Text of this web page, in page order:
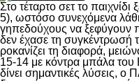
Στο τέταρτο σετ το
5), ωστόσο συνεχόμενα
γηπεδούχους να ξεφύγουν
δεν έχασε τη συγκέντρωσή
ροκανίζει τη διαφορά,
15-14 με κόντρα μπάλα του
δίνει σημαντικές λύσεις,